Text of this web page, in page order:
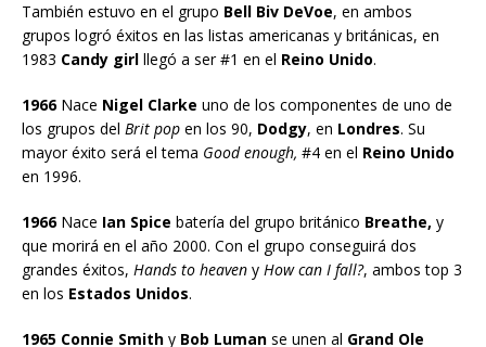
También estuvo en el grupo Bell Biv DeVoe, en ambos
grupos logró éxitos en las listas americanas y británicas, en
1983 Candy girl llegó a ser #1 en el Reino Unido.
1966Nace Nigel Clarke uno de los componentes de uno de
los grupos del Brit pop en los 90, Dodgy, en Londres. Su
mayor éxito será el tema Good enough, #4 en el Reino Unido
en 1996.
1966Nace Ian Spice batería del grupo británico Breathe, y
que morirá en el año 2000. Con el grupo conseguirá dos
grandes éxitos, Hands to heaven y How can I fall?, ambos top 3
en los Estados Unidos.
1965 Connie Smith y Bob Luman se unen al Grand Ole